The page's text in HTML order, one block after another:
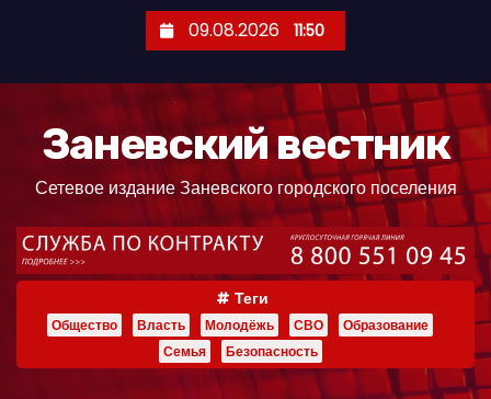
09.08.2026 11:50
Заневский вестник
Сетевое издание Заневского городского поселения
Теги
Общество Власть Молодёжь СВО
Образование
Семья
Безопасность